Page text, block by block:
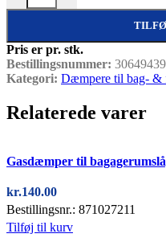
Pris er pr. stk.
Bestillingsnummer: 30649439
Kategori: Dæmpere til bag- &
Relaterede varer
Gasdæmper til
kr.140.00
Bestillingsnr.: 871027211
Tilføj til kurv